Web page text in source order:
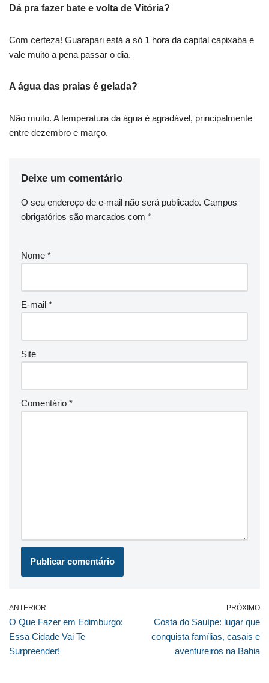
Dá pra fazer bate e volta de Vitória?
Com certeza! Guarapari está a só 1 hora da capital capixaba e
vale muito a pena passar o dia.
A água das praias é gelada?
Não muito. A temperatura da água é agradável, principalmente
entre dezembro e março.
Deixe um comentário
O seu endereço de e-mail não será publicado. Campos
obrigatórios são marcados com *
Nome *
E-mail *
Site
Comentário *
ANTERIOR
O Que Fazer em Edimburgo:
Essa Cidade Vai Te
Surpreender!
PRÓXIMO
Costa do Sauípe: lugar que
conquista famílias, casais e
aventureiros na Bahia